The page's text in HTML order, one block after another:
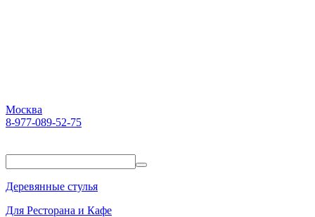
Москва
8-977-089-52-75
Деревянные стулья
Для Ресторана и Кафе